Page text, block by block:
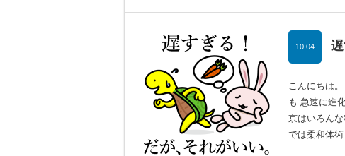
10.04
こんにちは
も 急速に進
京はいろん
では柔和体